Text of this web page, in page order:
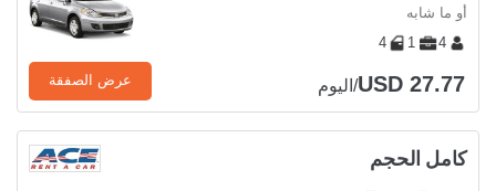
أو ما شابه
4
1
4
USD 27.77/اليوم عرض الصفقة
كامل الحجم